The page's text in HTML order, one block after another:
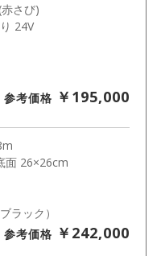
さび)
24V
参考価格 ￥195,000
面 26×26cm
ラック）
参考価格 ￥242,000